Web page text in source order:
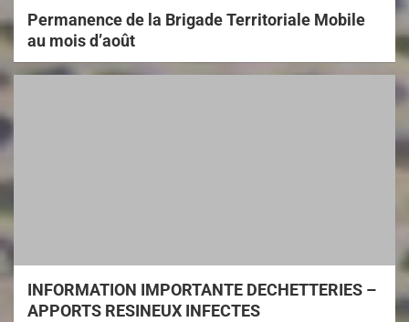
Permanence de la Brigade Territoriale Mobile
au mois d’août
INFORMATION IMPORTANTE DECHETTERIES –
APPORTS RESINEUX INFECTES